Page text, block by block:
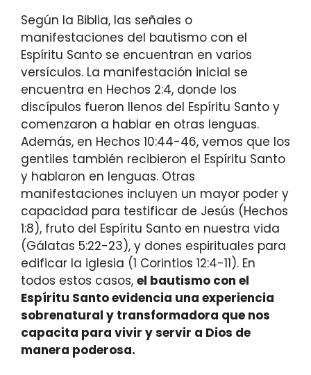
Según la Biblia, las señales o
manifestaciones del bautismo con el
Espíritu Santo se encuentran en varios
versículos. La manifestación inicial se
encuentra en Hechos 2:4, donde los
discípulos fueron llenos del Espíritu Santo y
comenzaron a hablar en otras lenguas.
Además, en Hechos 10:44-46, vemos que los
gentiles también recibieron el Espíritu Santo
y hablaron en lenguas. Otras
manifestaciones incluyen un mayor poder y
capacidad para testificar de Jesús (Hechos
1:8), fruto del Espíritu Santo en nuestra vida
(Gálatas 5:22-23), y dones espirituales para
edificar la iglesia (1 Corintios 12:4-11). En
todos estos casos, el bautismo con el
Espíritu Santo evidencia una experiencia
sobrenatural y transformadora que nos
capacita para vivir y servir a Dios de
manera poderosa.